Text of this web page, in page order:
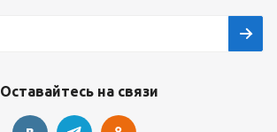
Оставайтесь на связи